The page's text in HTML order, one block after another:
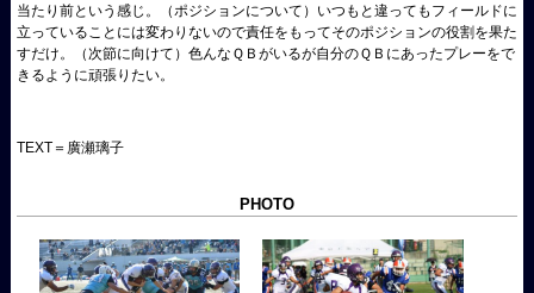
当たり前という感じ。（ポジションについて）いつもと違ってもフィールドに
立っていることには変わりないので責任をもってそのポジションの役割を果た
すだけ。（次節に向けて）色んなＱＢがいるが自分のＱＢにあったプレーをで
きるように頑張りたい。
TEXT＝廣瀬璃子
PHOTO